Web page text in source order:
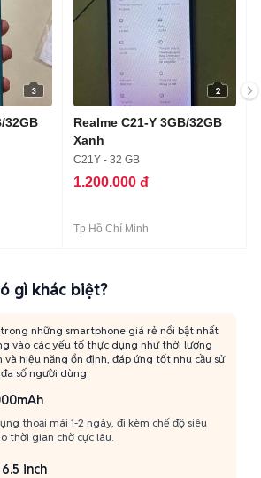
3
32GB
2
Realme C21-Y 3GB/32GB
Xanh
C21Y - 32 GB
1.200.000 đ
Tp Hồ Chí Minh
gì khác biệt?
trong những smartphone giá rẻ nổi bật nhất
vào các yếu tố thực dụng như thời lượng
và hiệu năng ổn định, đáp ứng tốt nhu cầu sử
số người dùng.
thoải mái 1-2 ngày, đi kèm chế độ siêu
thời gian chờ cực lâu.
inch